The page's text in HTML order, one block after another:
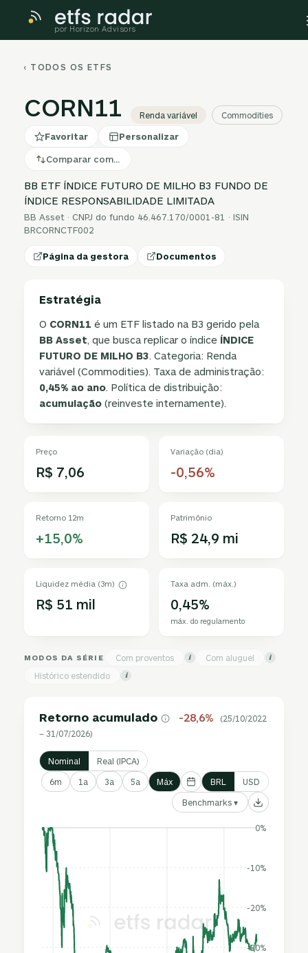
por Horizon Advisors
‹ TODOS OS ETFS
CORN11 Renda variável Commodities
Favoritar Personalizar
Comparar com…
BB ETF ÍNDICE FUTURO DE MILHO B3 FUNDO DE
ÍNDICE RESPONSABILIDADE LIMITADA
BB Asset · CNPJ do fundo 46.467.170/0001-81 · ISIN
BRCORNCTF002
Página da gestora Documentos
Estratégia
O CORN11 é um ETF listado na B3 gerido pela
BB Asset, que busca replicar o índice ÍNDICE
FUTURO DE MILHO B3. Categoria: Renda
variável (Commodities). Taxa de administração:
0,45% ao ano. Política de distribuição:
acumulação (reinveste internamente).
Preço
R$ 7,06
Variação (dia)
-0,56%
Retorno 12m
+15,0%
Patrimônio
R$ 24,9 mi
Liquidez média (3m)
R$ 51 mil
Taxa adm. (máx.)
0,45%
máx. do regulamento
MODOS DA SÉRIE Com proventos i Com aluguel i
Histórico estendido i
Retorno acumulado -28,6%
(25/10/2022
– 31/07/2026)
Nominal Real (IPCA)
6m 1a 3a 5a Máx BRL USD
Benchmarks ▾
-30%
-20%
-10%
0%